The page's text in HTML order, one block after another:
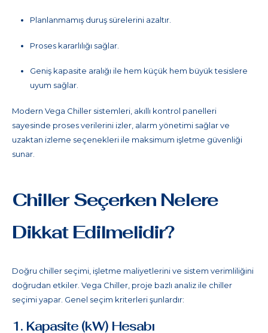
Planlanmamış duruş sürelerini azaltır.
Proses kararlılığı sağlar.
Geniş kapasite aralığı ile hem küçük hem büyük tesislere
uyum sağlar.
Modern Vega Chiller sistemleri, akıllı kontrol panelleri
sayesinde proses verilerini izler, alarm yönetimi sağlar ve
uzaktan izleme seçenekleri ile maksimum işletme güvenliği
sunar.
Chiller Seçerken Nelere
Dikkat Edilmelidir?
Doğru chiller seçimi, işletme maliyetlerini ve sistem verimliliğini
doğrudan etkiler. Vega Chiller, proje bazlı analiz ile chiller
seçimi yapar. Genel seçim kriterleri şunlardır:
1. Kapasite (kW) Hesabı